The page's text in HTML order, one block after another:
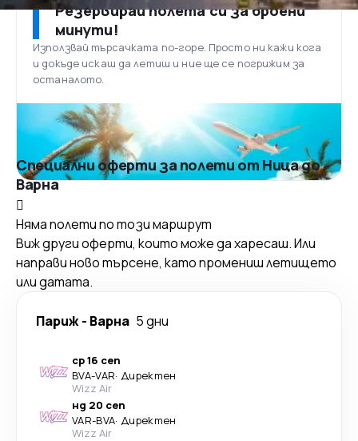
Резервирай полета си за броени
минути!
Използвай търсачката по-горе. Просто ни кажи кога
и докъде искаш да летиш и ние ще се погрижим за
останалото.
Специални оферти за полети от Ница до
Варна
Няма полети по този маршрут
Виж други оферти, които може да харесаш. Или
направи ново търсене, като промениш летището
или датата.
Париж- Варна 5 дни
ср 16 сеп
BVA-VAR· Директен
Wizz Air
нд 20 сеп
VAR-BVA· Директен
Wizz Air